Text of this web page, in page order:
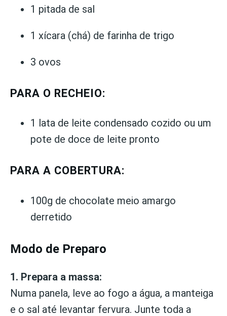
1 pitada de sal
1 xícara (chá) de farinha de trigo
3 ovos
PARA O RECHEIO:
1 lata de leite condensado cozido ou um
pote de doce de leite pronto
PARA A COBERTURA:
100g de chocolate meio amargo
derretido
Modo de Preparo
1. Prepara a massa:
Numa panela, leve ao fogo a água, a manteiga
e o sal até levantar fervura. Junte toda a